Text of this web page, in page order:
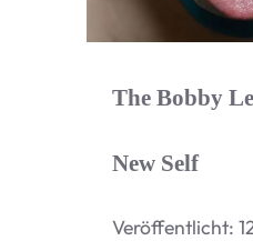
The Bobby
New Self
Ver­öf­fent­licht: